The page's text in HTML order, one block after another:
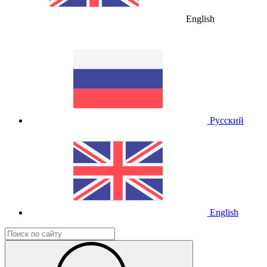
English
Русский
English